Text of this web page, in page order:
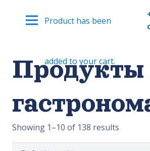
Producthas been
added to your cart.
Продукты
Showing 1–10 of 138 results